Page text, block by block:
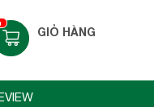
GIỎ HÀNG